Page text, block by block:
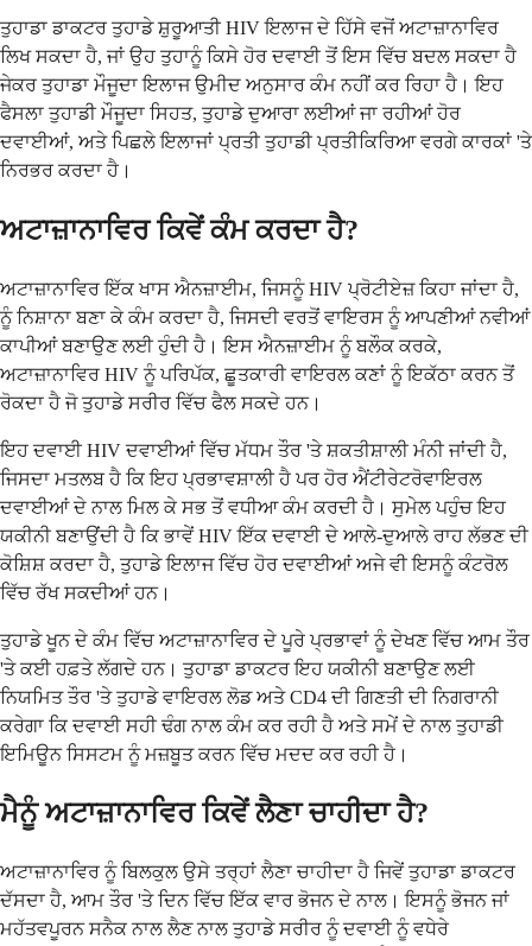
ਤੁਹਾਡਾ ਡਾਕਟਰ ਤੁਹਾਡੇ ਸ਼ੁਰੂਆਤੀ HIV ਇਲਾਜ ਦੇ ਹਿੱਸੇ ਵਜੋਂ ਅਟਾਜ਼ਾਨਾਵਿਰ
ਲਿਖ ਸਕਦਾ ਹੈ, ਜਾਂ ਉਹ ਤੁਹਾਨੂੰ ਕਿਸੇ ਹੋਰ ਦਵਾਈ ਤੋਂ ਇਸ ਵਿੱਚ ਬਦਲ ਸਕਦਾ ਹੈ
ਜੇਕਰ ਤੁਹਾਡਾ ਮੌਜੂਦਾ ਇਲਾਜ ਉਮੀਦ ਅਨੁਸਾਰ ਕੰਮ ਨਹੀਂ ਕਰ ਰਿਹਾ ਹੈ। ਇਹ
ਫੈਸਲਾ ਤੁਹਾਡੀ ਮੌਜੂਦਾ ਸਿਹਤ, ਤੁਹਾਡੇ ਦੁਆਰਾ ਲਈਆਂ ਜਾ ਰਹੀਆਂ ਹੋਰ
ਦਵਾਈਆਂ, ਅਤੇ ਪਿਛਲੇ ਇਲਾਜਾਂ ਪ੍ਰਤੀ ਤੁਹਾਡੀ ਪ੍ਰਤੀਕਿਰਿਆ ਵਰਗੇ ਕਾਰਕਾਂ 'ਤੇ
ਨਿਰਭਰ ਕਰਦਾ ਹੈ।
ਅਟਾਜ਼ਾਨਾਵਿਰ ਕਿਵੇਂ ਕੰਮ ਕਰਦਾ ਹੈ?
ਅਟਾਜ਼ਾਨਾਵਿਰ ਇੱਕ ਖਾਸ ਐਨਜ਼ਾਈਮ, ਜਿਸਨੂੰ HIV ਪ੍ਰੋਟੀਏਜ਼ ਕਿਹਾ ਜਾਂਦਾ ਹੈ,
ਨੂੰ ਨਿਸ਼ਾਨਾ ਬਣਾ ਕੇ ਕੰਮ ਕਰਦਾ ਹੈ, ਜਿਸਦੀ ਵਰਤੋਂ ਵਾਇਰਸ ਨੂੰ ਆਪਣੀਆਂ ਨਵੀਆਂ
ਕਾਪੀਆਂ ਬਣਾਉਣ ਲਈ ਹੁੰਦੀ ਹੈ। ਇਸ ਐਨਜ਼ਾਈਮ ਨੂੰ ਬਲੌਕ ਕਰਕੇ,
ਅਟਾਜ਼ਾਨਾਵਿਰ HIV ਨੂੰ ਪਰਿਪੱਕ, ਛੂਤਕਾਰੀ ਵਾਇਰਲ ਕਣਾਂ ਨੂੰ ਇਕੱਠਾ ਕਰਨ ਤੋਂ
ਰੋਕਦਾ ਹੈ ਜੋ ਤੁਹਾਡੇ ਸਰੀਰ ਵਿੱਚ ਫੈਲ ਸਕਦੇ ਹਨ।
ਇਹ ਦਵਾਈ HIV ਦਵਾਈਆਂ ਵਿੱਚ ਮੱਧਮ ਤੌਰ 'ਤੇ ਸ਼ਕਤੀਸ਼ਾਲੀ ਮੰਨੀ ਜਾਂਦੀ ਹੈ,
ਜਿਸਦਾ ਮਤਲਬ ਹੈ ਕਿ ਇਹ ਪ੍ਰਭਾਵਸ਼ਾਲੀ ਹੈ ਪਰ ਹੋਰ ਐਂਟੀਰੇਟਰੋਵਾਇਰਲ
ਦਵਾਈਆਂ ਦੇ ਨਾਲ ਮਿਲ ਕੇ ਸਭ ਤੋਂ ਵਧੀਆ ਕੰਮ ਕਰਦੀ ਹੈ। ਸੁਮੇਲ ਪਹੁੰਚ ਇਹ
ਯਕੀਨੀ ਬਣਾਉਂਦੀ ਹੈ ਕਿ ਭਾਵੇਂ HIV ਇੱਕ ਦਵਾਈ ਦੇ ਆਲੇ-ਦੁਆਲੇ ਰਾਹ ਲੱਭਣ ਦੀ
ਕੋਸ਼ਿਸ਼ ਕਰਦਾ ਹੈ, ਤੁਹਾਡੇ ਇਲਾਜ ਵਿੱਚ ਹੋਰ ਦਵਾਈਆਂ ਅਜੇ ਵੀ ਇਸਨੂੰ ਕੰਟਰੋਲ
ਵਿੱਚ ਰੱਖ ਸਕਦੀਆਂ ਹਨ।
ਤੁਹਾਡੇ ਖੂਨ ਦੇ ਕੰਮ ਵਿੱਚ ਅਟਾਜ਼ਾਨਾਵਿਰ ਦੇ ਪੂਰੇ ਪ੍ਰਭਾਵਾਂ ਨੂੰ ਦੇਖਣ ਵਿੱਚ ਆਮ ਤੌਰ
'ਤੇ ਕਈ ਹਫ਼ਤੇ ਲੱਗਦੇ ਹਨ। ਤੁਹਾਡਾ ਡਾਕਟਰ ਇਹ ਯਕੀਨੀ ਬਣਾਉਣ ਲਈ
ਨਿਯਮਿਤ ਤੌਰ 'ਤੇ ਤੁਹਾਡੇ ਵਾਇਰਲ ਲੋਡ ਅਤੇ CD4 ਦੀ ਗਿਣਤੀ ਦੀ ਨਿਗਰਾਨੀ
ਕਰੇਗਾ ਕਿ ਦਵਾਈ ਸਹੀ ਢੰਗ ਨਾਲ ਕੰਮ ਕਰ ਰਹੀ ਹੈ ਅਤੇ ਸਮੇਂ ਦੇ ਨਾਲ ਤੁਹਾਡੀ
ਇਮਿਊਨ ਸਿਸਟਮ ਨੂੰ ਮਜ਼ਬੂਤ ​​ਕਰਨ ਵਿੱਚ ਮਦਦ ਕਰ ਰਹੀ ਹੈ।
ਮੈਨੂੰ ਅਟਾਜ਼ਾਨਾਵਿਰ ਕਿਵੇਂ ਲੈਣਾ ਚਾਹੀਦਾ ਹੈ?
ਅਟਾਜ਼ਾਨਾਵਿਰ ਨੂੰ ਬਿਲਕੁਲ ਉਸੇ ਤਰ੍ਹਾਂ ਲੈਣਾ ਚਾਹੀਦਾ ਹੈ ਜਿਵੇਂ ਤੁਹਾਡਾ ਡਾਕਟਰ
ਦੱਸਦਾ ਹੈ, ਆਮ ਤੌਰ 'ਤੇ ਦਿਨ ਵਿੱਚ ਇੱਕ ਵਾਰ ਭੋਜਨ ਦੇ ਨਾਲ। ਇਸਨੂੰ ਭੋਜਨ ਜਾਂ
ਮਹੱਤਵਪੂਰਨ ਸਨੈਕ ਨਾਲ ਲੈਣ ਨਾਲ ਤੁਹਾਡੇ ਸਰੀਰ ਨੂੰ ਦਵਾਈ ਨੂੰ ਵਧੇਰੇ